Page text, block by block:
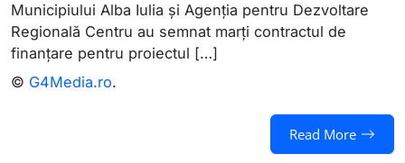
Municipiului Alba Iulia și Agenția pentru Dezvoltare
Regională Centru au semnat marți contractul de
finanțare pentru proiectul […]
© G4Media.ro.
Read More